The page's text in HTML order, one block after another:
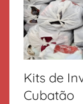
Kits de
Cubatão